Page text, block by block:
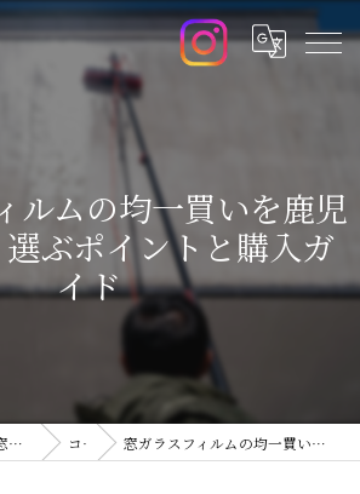
ルムの均一買いを鹿児
ぶポイントと購入ガ
イド
鹿児島県鹿屋市の窓ガラスフィルムならwin win win コラム 窓ガラスフィルムの均一買いを鹿児島県で賢く選ぶポイントと購入ガイド